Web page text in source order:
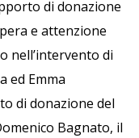
di donazione
e attenzione
nell’intervento di
ed Emma
di donazione del
Bagnato, il